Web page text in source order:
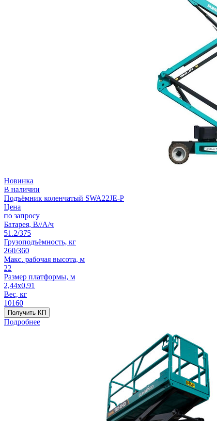
Новинка
В наличии
Подъёмник коленчатый SWA22JE-P
Цена
по запросу
Батарея, В//А/ч
51.2/375
Грузоподъёмность, кг
260/360
Макс. рабочая высота, м
22
Размер платформы, м
2,44x0,91
Вес, кг
10160
Получить КП
Подробнее